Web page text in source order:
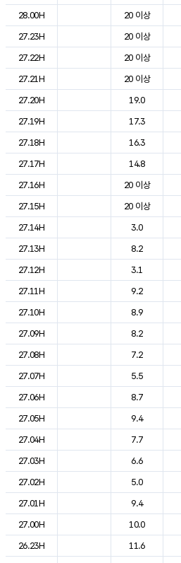
28.00H
20 이상
27.23H
20 이상
27.22H
20 이상
27.21H
20 이상
27.20H
19.0
27.19H
17.3
27.18H
16.3
27.17H
14.8
27.16H
20 이상
27.15H
20 이상
27.14H
3.0
27.13H
8.2
27.12H
3.1
27.11H
9.2
27.10H
8.9
27.09H
8.2
27.08H
7.2
27.07H
5.5
27.06H
8.7
27.05H
9.4
27.04H
7.7
27.03H
6.6
27.02H
5.0
27.01H
9.4
27.00H
10.0
26.23H
11.6